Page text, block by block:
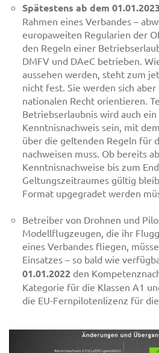
Spätestens ab dem 01.01.2023
Rahmen eines Verbandes –
europaweiten Regularien der
den Regeln einer
DMFV und DAeC betrieben.
aussehen werden, steht zum
nicht fest. Sie werden sich
nationalen Recht orientieren.
Betriebserlaubnis wird auch
Kenntnisnachweis sein, mit
über die geltenden Regeln für
nachweisen muss. Ob bereits
Kenntnisnachweise bis zum
Geltungszeitraumes gültig
Format upgegradet werden
Betreiber von Drohnen und
Modellflugzeugen, die ihr
eines Verbandes fliegen,
Einsatzes – so bald wie
01.01.2022 den
Kategorie für die Klassen A1
die EU-Fernpilotenlizenz für